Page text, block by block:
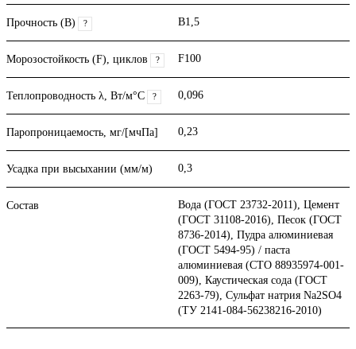
Прочность (В) ? B1,5
Морозостойкость (F), циклов ? F100
Теплопроводность λ, Вт/м°С ? 0,096
Паропроницаемость, мг/[мчПа] 0,23
Усадка при высыхании (мм/м) 0,3
Состав
Вода (ГОСТ 23732-2011), Цемент
(ГОСТ 31108-2016), Песок (ГОСТ
8736-2014), Пудра алюминиевая
(ГОСТ 5494-95) / паста
алюминиевая (СТО 88935974-001-
009), Каустическая сода (ГОСТ
2263-79), Сульфат натрия Na2SO4
(ТУ 2141-084-56238216-2010)